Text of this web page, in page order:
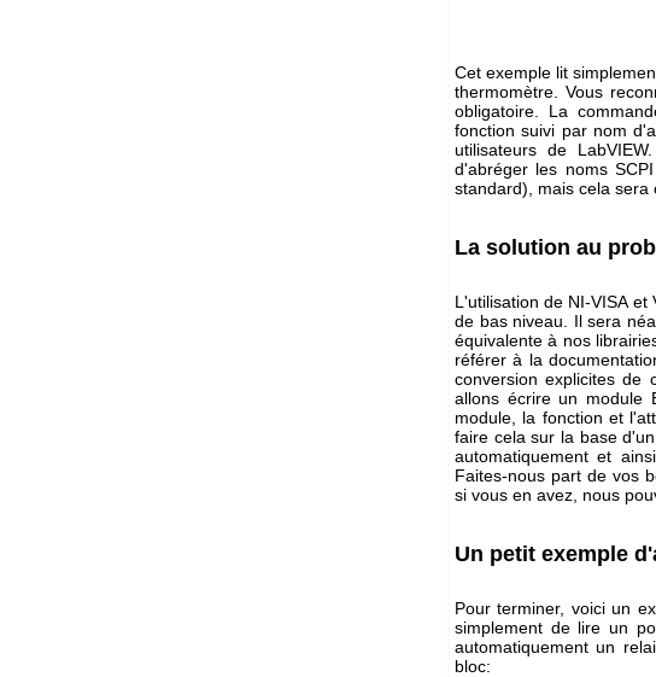
Cet exemple lit
thermomètre. Vous
obligatoire. La
fonction suivi par nom
utilisateurs de
d'abréger les noms
standard), mais cela sera
La solution au
L'utilisation de NI-VISA
de bas niveau. Il sera
équivalente à nos
référer à la
conversion explicites de
allons écrire un module
module, la fonction et
faire cela sur la base
automatiquement et
Faites-nous part de vos
si vous en avez, nous
Un petit exemple
Pour terminer, voici un
simplement de lire un
automatiquement un
bloc: